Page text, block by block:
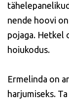
nende hoovi
pojaga. Hetkel
hoiukodus.
Ermelinda on
harjumiseks.